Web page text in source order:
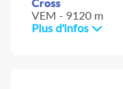
Cross
VEM - 9120 m
Plus d'infos